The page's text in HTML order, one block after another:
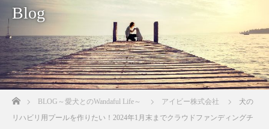
Blog
ホームBLOG～愛犬とのWandaful Life～ アイビー株式会社
犬の
リハビリ用プールを作りたい！2024年1月末までクラウドファンディングチ